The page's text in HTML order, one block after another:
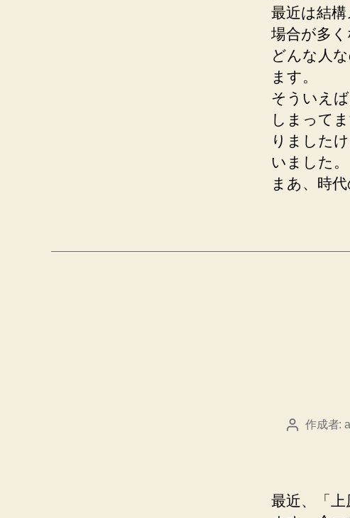
最近は結
場合が多
どんな人
ます。
そういえ
しまって
りました
いました。
まあ、時
投
作成者:
最近、「